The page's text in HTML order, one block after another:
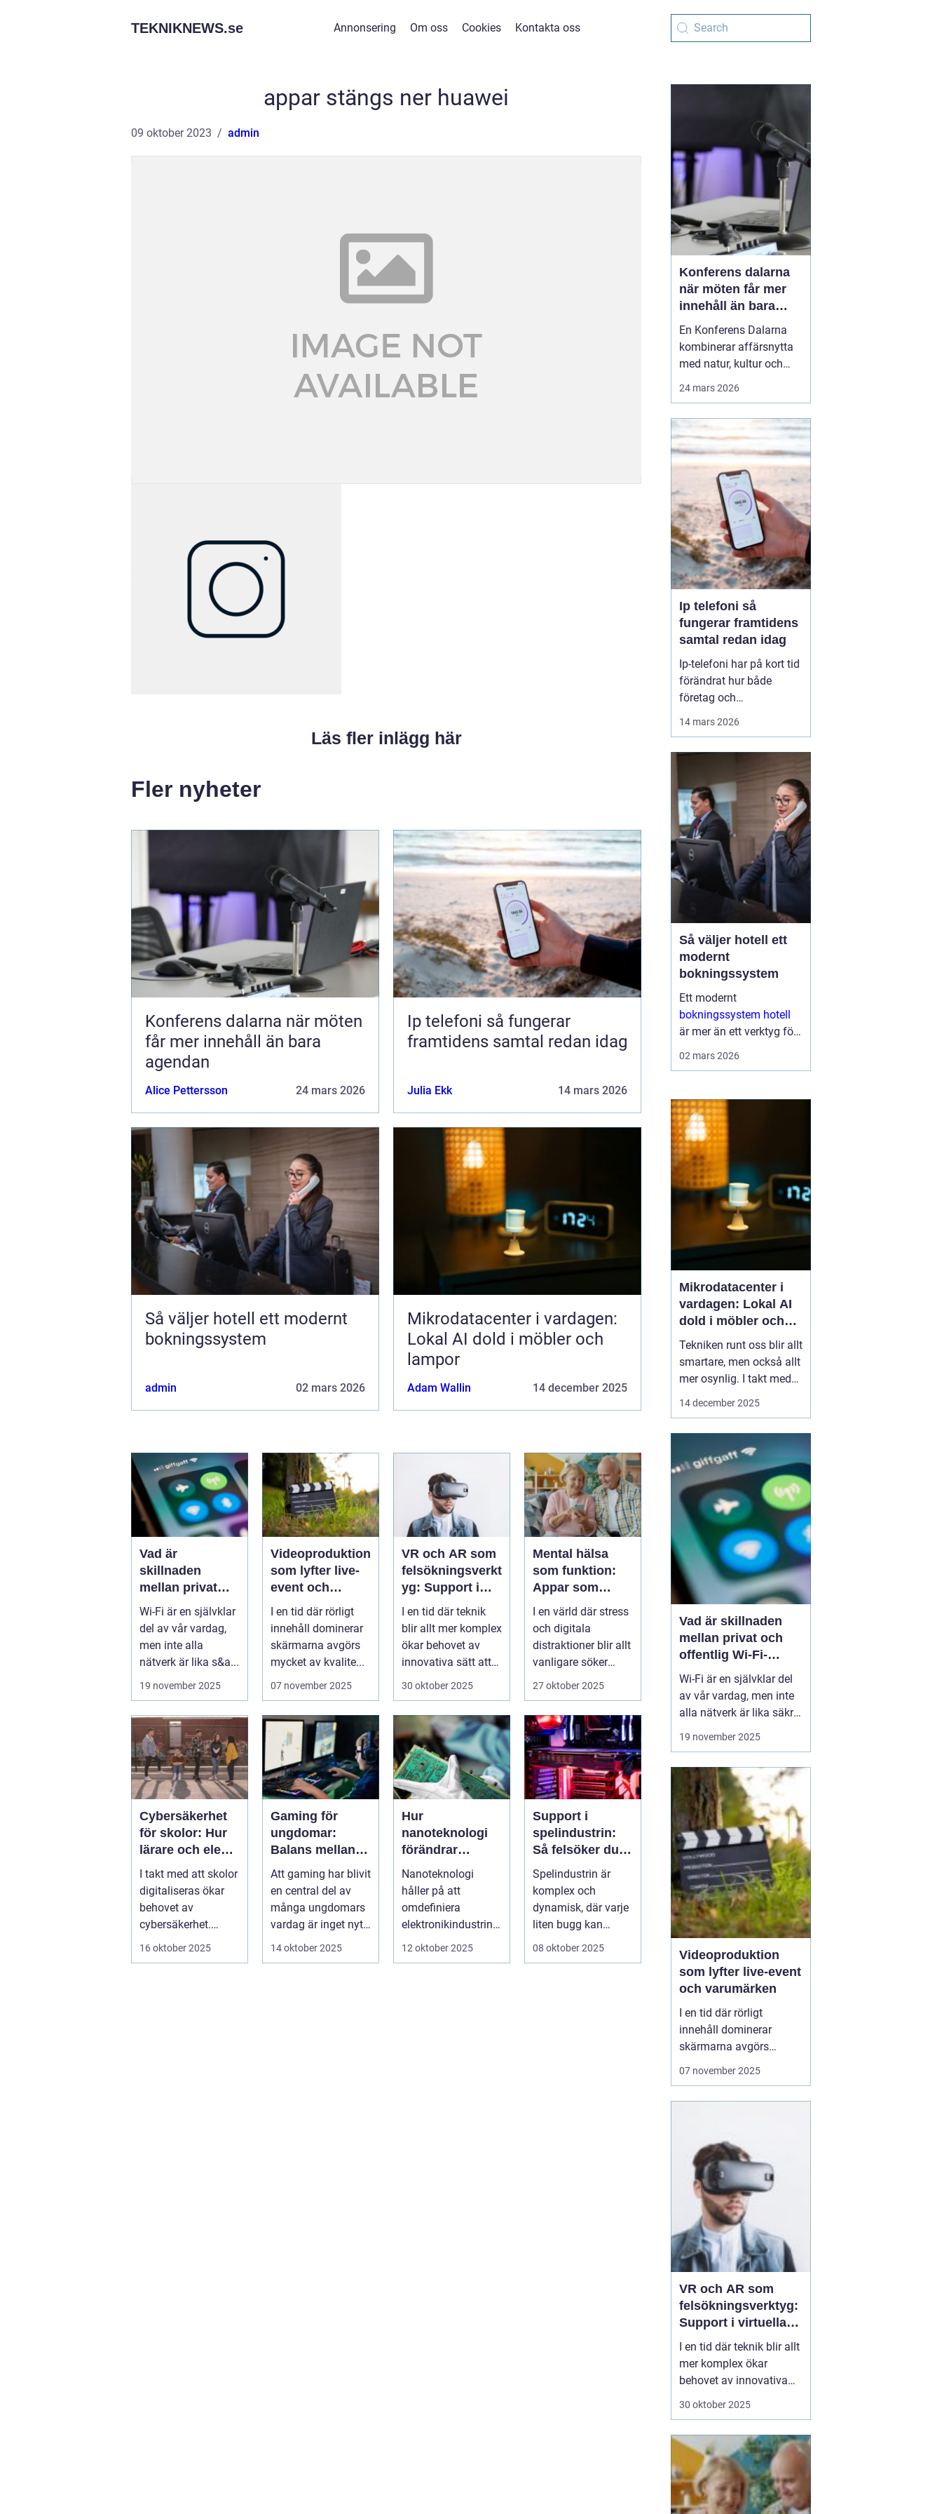
TEKNIKNEWS.se Annonsering Om oss Cookies Kontakta oss
appar stängs ner huawei
09 oktober 2023 admin
Läs fler inlägg här
Fler nyheter
Konferens dalarna när möten
får mer innehåll än bara
agendan
Alice Pettersson 24 mars 2026
Ip telefoni så fungerar
framtidens samtal redan idag
Julia Ekk 14 mars 2026
Så väljer hotell ett modernt
bokningssystem
admin 02 mars 2026
Mikrodatacenter i vardagen:
Lokal AI dold i möbler och
lampor
Adam Wallin 14 december 2025
Vad är
skillnaden
mellan privat
och offentlig Wi-
Fi-säkerhet?
Wi-Fi är en självklar
del av vår vardag,
men inte alla
nätverk är lika s&a...
19 november 2025
Videoproduktion
som lyfter live-
event och
varumärken
I en tid där rörligt
innehåll dominerar
skärmarna avgörs
mycket av kvalite...
07 november 2025
VR och AR som
felsökningsverkt
yg: Support i
virtuella miljöer
I en tid där teknik
blir allt mer komplex
ökar behovet av
innovativa sätt att
ge supp...
30 oktober 2025
Mental hälsa
som funktion:
Appar som
övervakar och
stärker
välmående
I en värld där stress
och digitala
distraktioner blir allt
vanligare söker
mång...
27 oktober 2025
Cybersäkerhet
för skolor: Hur
lärare och elever
skyddar sina
data
I takt med att skolor
digitaliseras ökar
behovet av
cybersäkerhet.
Elever och lärare ...
16 oktober 2025
Gaming för
ungdomar:
Balans mellan
träning, skola
och socialt liv
Att gaming har blivit
en central del av
många ungdomars
vardag är inget nytt
– men ...
14 oktober 2025
Hur
nanoteknologi
förändrar
tillverkningen av
elektronik
Nanoteknologi
håller på att
omdefiniera
elektronikindustrin
på fundamental
12 oktober 2025
Support i
spelindustrin:
Så felsöker du
buggar och
förbättrar
spelupplevelsen
Spelindustrin är
komplex och
dynamisk, där varje
liten bugg kan
påverka
08 oktober 2025
Konferens dalarna
när möten får mer
innehåll än bara
agendan
En Konferens Dalarna
kombinerar affärsnytta
med natur, kultur och
Regionen lockar med
kort restid från
storstäderna, tydlig
årstidskänsla, stark lokal
matkultur och en miljö
som gör det lättare fö...
24 mars 2026
Ip telefoni så
fungerar framtidens
samtal redan idag
Ip-telefoni har på kort tid
förändrat hur både
företag och
går samtalen via
internet. Kostnaderna
sjunker, flexibiliteten
ökar och möjligheterna
att bygga ...
14 mars 2026
Så väljer hotell ett
modernt
bokningssystem
Ett modernt
bokningssystem hotell
är mer än ett verktyg för
verksamheten. Här
hanteras bokningar,
incheckning, betalningar,
gäs...
02 mars 2026
Mikrodatacenter i
vardagen: Lokal AI
dold i möbler och
lampor
Tekniken runt oss blir allt
smartare, men också allt
mer osynlig. I takt med
att lokal AI flyttar från
förändras hur vi tänker
kring beräkning,
integritet och k...
14 december 2025
Vad är skillnaden
mellan privat och
offentlig Wi-Fi-
säkerhet?
Wi-Fi är en självklar del
av vår vardag, men inte
alla nätverk är lika säkra.
Privata nätverk hemma
över vilka som får
ansluta, medan
offentliga Wi-Fi-nät...
19 november 2025
Videoproduktion
som lyfter live-event
och varumärken
I en tid där rörligt
innehåll dominerar
skärmarna avgörs
mycket av kvaliteten på
tydligt och minnesvä...
07 november 2025
VR och AR som
felsökningsverktyg:
Support i virtuella
miljöer
I en tid där teknik blir allt
mer komplex ökar
behovet av innovativa
sätt att ge support. VR
erbjuder nya möjligheter
för felsökning, där
supportpersonal...
30 oktober 2025